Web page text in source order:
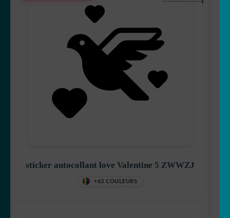
sticker autocollant love Valentine 5 ZWWZJ
+63 COULEURS